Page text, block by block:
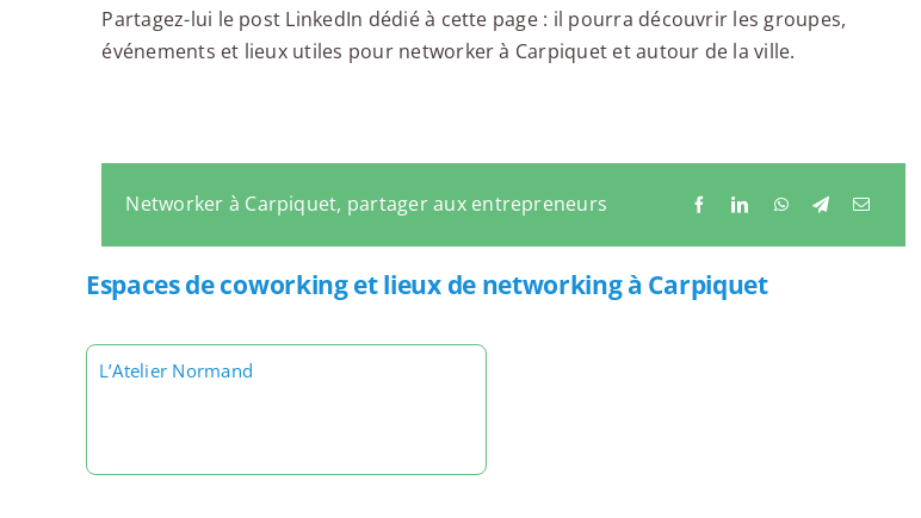
Partagez-lui le post LinkedIn dédié à cette page : il pourra découvrir les groupes,
événements et lieux utiles pour networker à Carpiquet et autour de la ville.
Networker à Carpiquet, partager aux entrepreneurs
Espaces de coworking et lieux de networking à Carpiquet
L’Atelier Normand